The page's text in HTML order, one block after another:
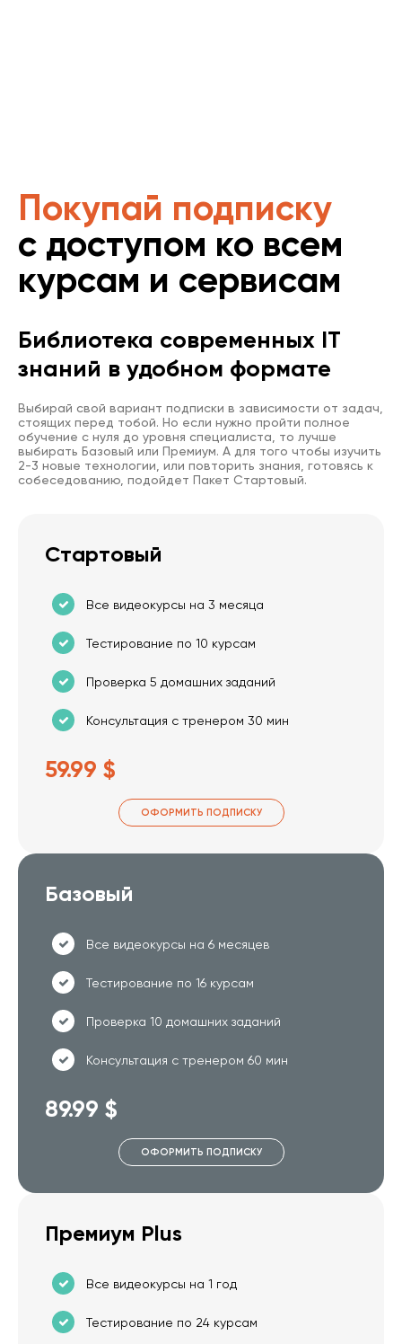
Покупай подписку
с доступом ко всем
курсам и сервисам
Библиотека современных IT
знаний в удобном формате
Выбирай свой вариант подписки в зависимости от задач,
стоящих перед тобой. Но если нужно пройти полное
обучение с нуля до уровня специалиста, то лучше
выбирать Базовый или Премиум. А для того чтобы изучить
2-3 новые технологии, или повторить знания, готовясь к
собеседованию, подойдет Пакет Стартовый.
Стартовый
Все видеокурсы на 3 месяца
Тестирование по 10 курсам
Проверка 5 домашних заданий
Консультация с тренером 30 мин
59.99 $
ОФОРМИТЬ ПОДПИСКУ
Базовый
Все видеокурсы на 6 месяцев
Тестирование по 16 курсам
Проверка 10 домашних заданий
Консультация с тренером 60 мин
89.99 $
ОФОРМИТЬ ПОДПИСКУ
Премиум Plus
Все видеокурсы на 1 год
Тестирование по 24 курсам